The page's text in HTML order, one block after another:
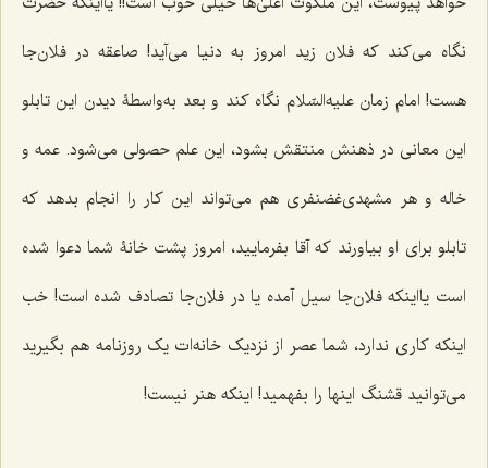
نگاه می‌کند که فلان زید امروز به دنیا می‌آید! صاعقه در فلان‌جا
هست! امام زمان علیه‌السّلام نگاه کند و بعد به‌واسطۀ دیدن این تابلو
این معانی در ذهنش منتقش بشود، این علم حصولی می‌شود. عمه و
خاله و هر مشهدی‌غضنفری هم می‌تواند این کار را انجام بدهد که
تابلو برای او بیاورند که آقا بفرمایید، امروز پشت خانۀ شما دعوا شده
است یااینکه فلان‌جا سیل آمده یا در فلان‌جا تصادف شده است! خب
اینکه کاری ندارد، شما عصر از نزدیک خانه‌ات یک روزنامه هم بگیرید
می‌توانید قشنگ اینها را بفهمید! اینکه هنر نیست!